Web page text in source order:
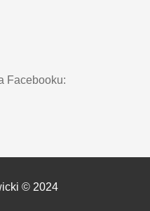
Facebooku:
© 2024